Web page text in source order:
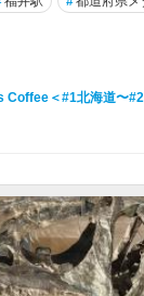
Coffee＜#1北海道〜